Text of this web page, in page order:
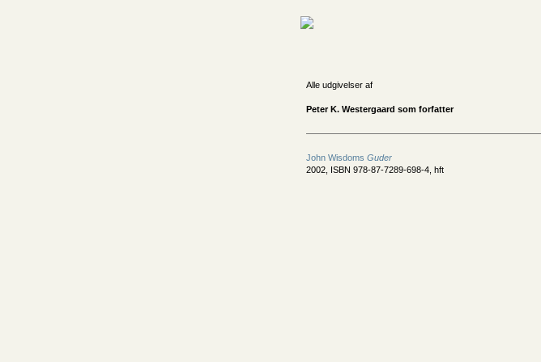
Alle udgivelser af
Peter K. Westergaard som forfatter
John Wisdoms Guder
2002, ISBN 978-87-7289-698-4, hft